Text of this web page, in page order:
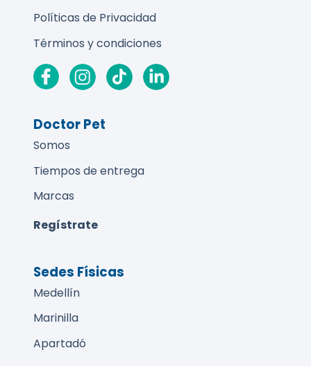
Políticas de Privacidad
Términos y condiciones
Doctor Pet
Somos
Tiempos de entrega
Marcas
Regístrate
Sedes Físicas
Medellín
Marinilla
Apartadó